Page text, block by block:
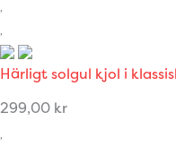
Härligt solgul kjol i
299,00 kr